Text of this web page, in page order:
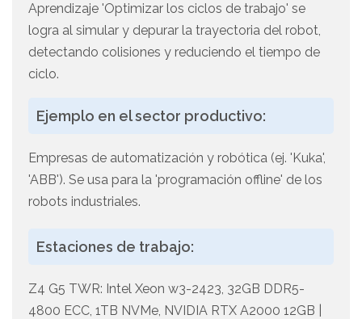
Aprendizaje 'Optimizar los ciclos de trabajo' se
logra al simular y depurar la trayectoria del robot,
detectando colisiones y reduciendo el tiempo de
ciclo.
Ejemplo en el sector productivo:
Empresas de automatización y robótica (ej. 'Kuka',
'ABB'). Se usa para la 'programación offline' de los
robots industriales.
Estaciones de trabajo:
Z4 G5 TWR: Intel Xeon w3-2423, 32GB DDR5-
4800 ECC, 1TB NVMe, NVIDIA RTX A2000 12GB |